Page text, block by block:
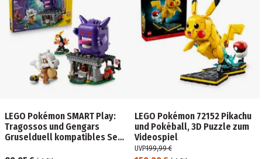
LEGO Pokémon SMART Play:
Tragossos und Gengars
Gruselduell kompatibles Set
LEGO Pokémon 72152 Pikachu
und Pokéball, 3D Puzzle zum
Videospiel
UVP199,99 €